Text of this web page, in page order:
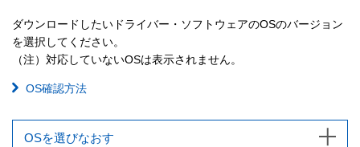
ダウンロードしたいドライバー・ソフトウェアのOSのバージョン
を選択してください。
（注）対応していないOSは表示されません。
OS確認方法
OSを選びなおす